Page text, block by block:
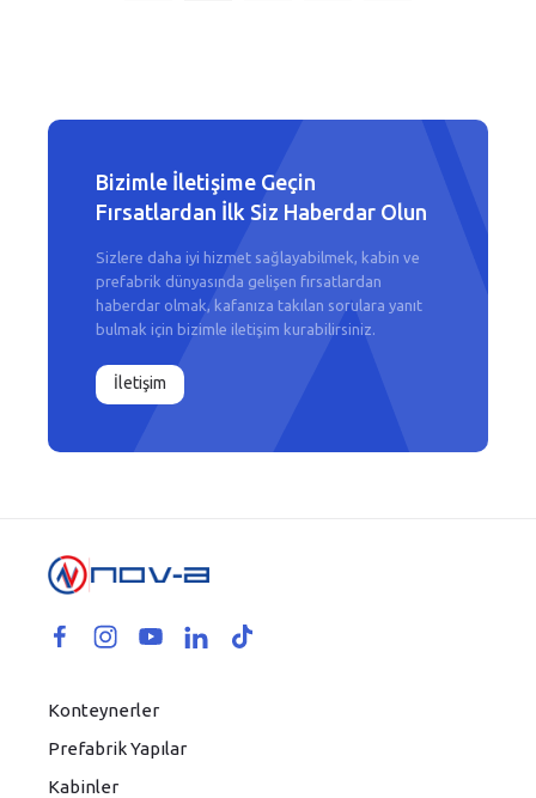
Bizimle İletişime Geçin
Fırsatlardan İlk Siz Haberdar Olun
Sizlere daha iyi hizmet sağlayabilmek, kabin ve
prefabrik dünyasında gelişen fırsatlardan
haberdar olmak, kafanıza takılan sorulara yanıt
bulmak için bizimle iletişim kurabilirsiniz.
İletişim
Konteynerler
Prefabrik Yapılar
Kabinler